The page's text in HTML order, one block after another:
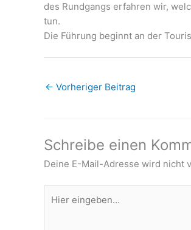
des Rundgangs erfahren wir,
tun.
Die Führung beginnt an der
← Vorheriger Beitrag
Schreibe einen
Deine E-Mail-Adresse wird nicht
eingeben…